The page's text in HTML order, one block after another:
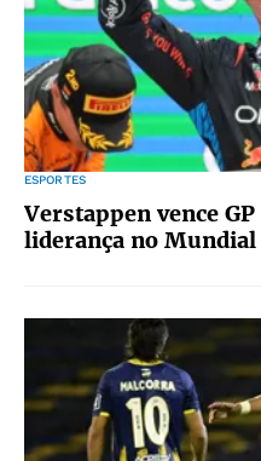
ESPORTES
Verstappen vence
liderança no Mundial